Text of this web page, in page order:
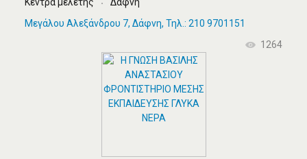
Κέντρα μελέτης
Δάφνη
Μεγάλου Αλεξάνδρου 7, Δάφνη, Τηλ.: 210 9701151
1264